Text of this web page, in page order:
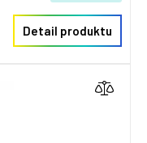
Detail produktu